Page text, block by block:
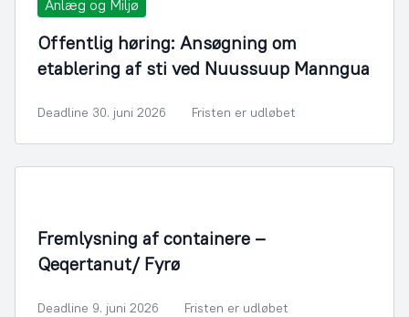
Anlæg og Miljø
Offentlig høring: Ansøgning om
etablering af sti ved Nuussuup Manngua
Deadline 30. juni 2026 Fristen er udløbet
Fremlysning af containere –
Qeqertanut/ Fyrø
Deadline 9. juni 2026 Fristen er udløbet